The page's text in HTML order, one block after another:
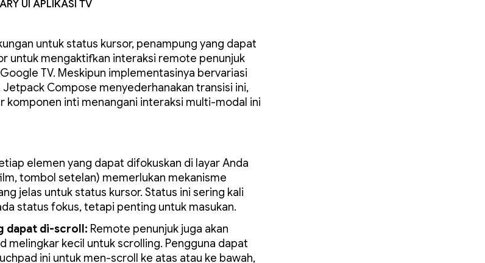
untuk status kursor, penampung yang dapat
untuk mengaktifkan interaksi remote penunjuk
TV. Meskipun implementasinya bervariasi
Jetpack Compose menyederhanakan transisi ini,
komponen inti menangani interaksi multi-modal ini
elemen yang dapat difokuskan di layar Anda
tombol setelan) memerlukan mekanisme
jelas untuk status kursor. Status ini sering kali
status fokus, tetapi penting untuk masukan.
dapat di-scroll: Remote penunjuk juga akan
melingkar kecil untuk scrolling. Pengguna dapat
ini untuk men-scroll ke atas atau ke bawah,